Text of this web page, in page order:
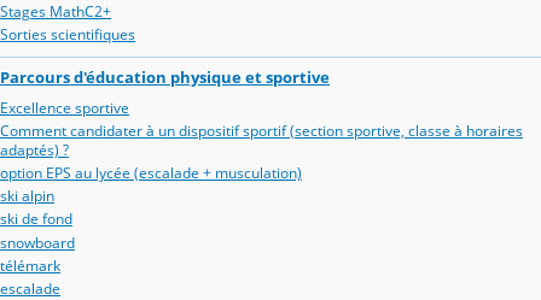
Stages MathC2+
Sorties scientifiques
Parcours d'éducation physique et sportive
Excellence sportive
Comment candidater à un dispositif sportif (section sportive, classe à horaires
adaptés) ?
option EPS au lycée (escalade + musculation)
ski alpin
ski de fond
snowboard
télémark
escalade